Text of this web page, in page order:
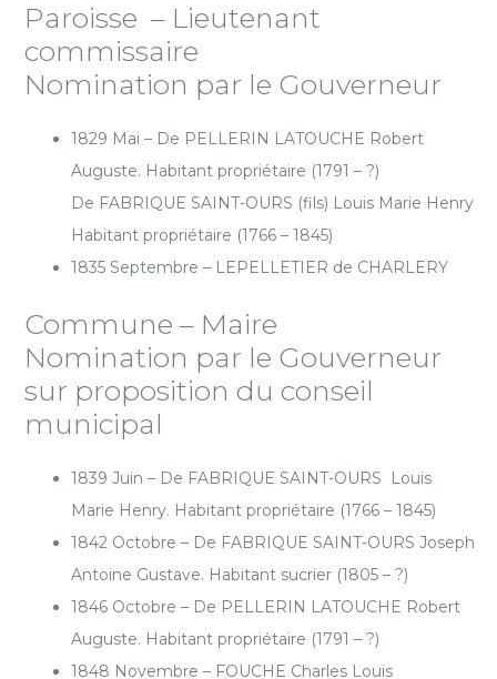
Paroisse – Lieutenant
commissaire
Nomination par le Gouverneur
1829 Mai – De PELLERIN LATOUCHE Robert
Auguste. Habitant propriétaire (1791 – ?)
De FABRIQUE SAINT-OURS (fils) Louis Marie Henry
Habitant propriétaire (1766 – 1845)
1835 Septembre – LEPELLETIER de CHARLERY
Commune – Maire
Nomination par le Gouverneur
sur proposition du conseil
municipal
1839 Juin – De FABRIQUE SAINT-OURS Louis
Marie Henry. Habitant propriétaire (1766 – 1845)
1842 Octobre – De FABRIQUE SAINT-OURS Joseph
Antoine Gustave. Habitant sucrier (1805 – ?)
1846 Octobre – De PELLERIN LATOUCHE Robert
Auguste. Habitant propriétaire (1791 – ?)
1848 Novembre – FOUCHE Charles Louis